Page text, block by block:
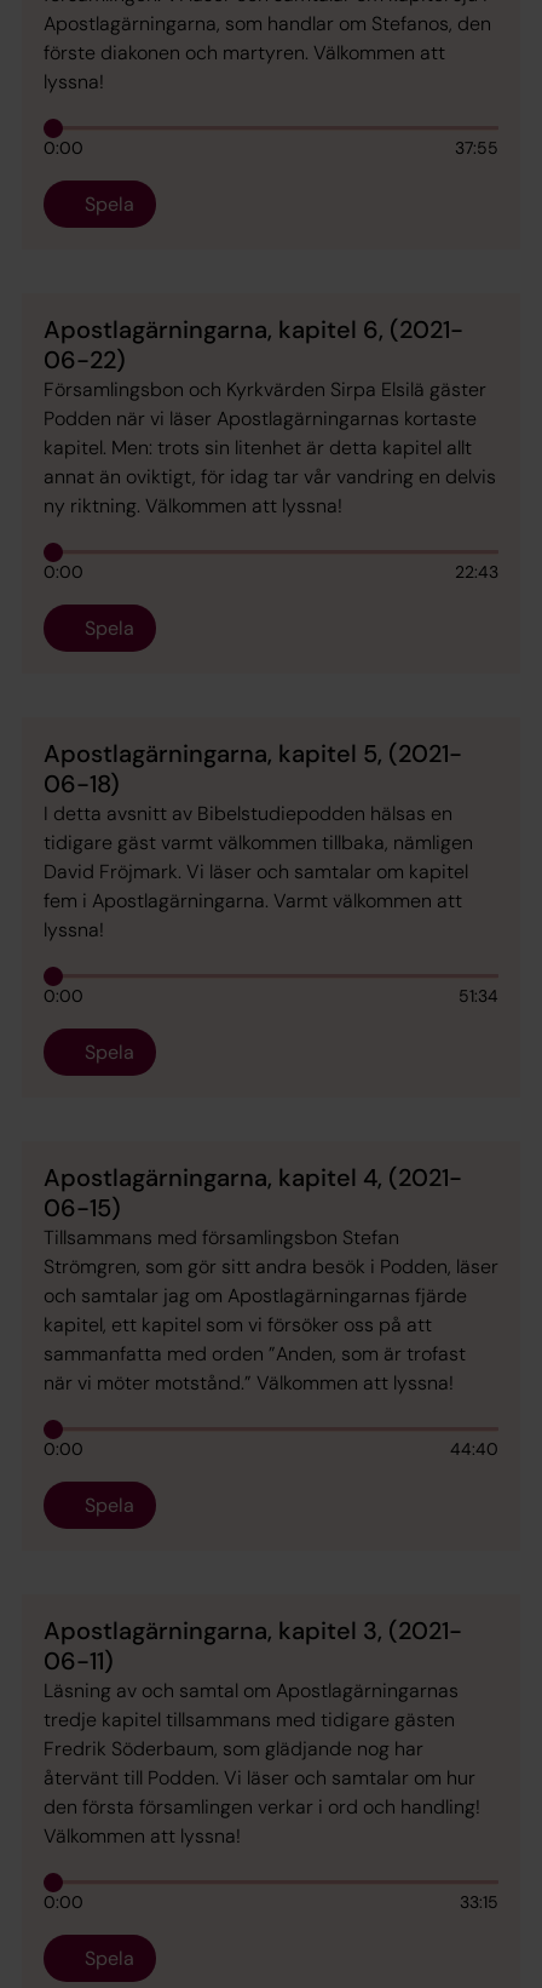
Apostlagärningarna, som handlar om Stefanos, den
förste diakonen och martyren. Välkommen att
lyssna!
0:00 37:55
Spela
Apostlagärningarna, kapitel 6, (2021-
06-22)
Församlingsbon och Kyrkvärden Sirpa Elsilä gäster
Podden när vi läser Apostlagärningarnas kortaste
kapitel. Men: trots sin litenhet är detta kapitel allt
annat än oviktigt, för idag tar vår vandring en delvis
ny riktning. Välkommen att lyssna!
0:00 22:43
Spela
Apostlagärningarna, kapitel 5, (2021-
06-18)
I detta avsnitt av Bibelstudiepodden hälsas en
tidigare gäst varmt välkommen tillbaka, nämligen
David Fröjmark. Vi läser och samtalar om kapitel
fem i Apostlagärningarna. Varmt välkommen att
lyssna!
0:00 51:34
Spela
Apostlagärningarna, kapitel 4, (2021-
06-15)
Tillsammans med församlingsbon Stefan
Strömgren, som gör sitt andra besök i Podden, läser
och samtalar jag om Apostlagärningarnas fjärde
kapitel, ett kapitel som vi försöker oss på att
sammanfatta med orden ”Anden, som är trofast
när vi möter motstånd.” Välkommen att lyssna!
0:00 44:40
Spela
Apostlagärningarna, kapitel 3, (2021-
06-11)
Läsning av och samtal om Apostlagärningarnas
tredje kapitel tillsammans med tidigare gästen
Fredrik Söderbaum, som glädjande nog har
återvänt till Podden. Vi läser och samtalar om hur
den första församlingen verkar i ord och handling!
Välkommen att lyssna!
0:00 33:15
Spela